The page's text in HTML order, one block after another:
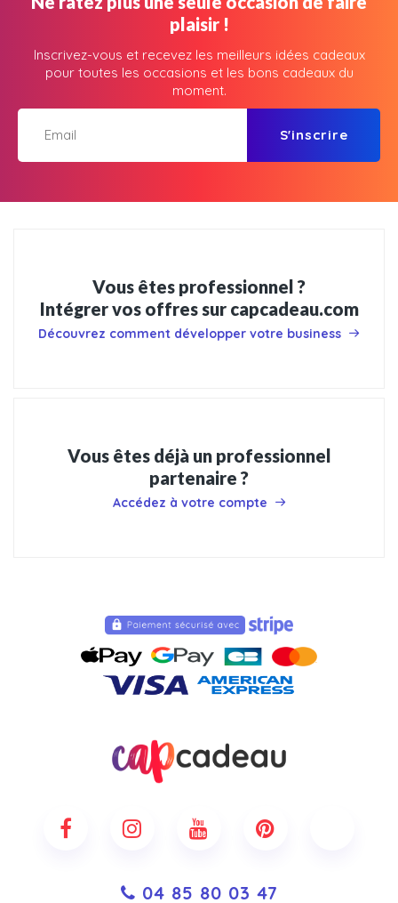
plaisir !
Inscrivez-vous et recevez les meilleurs idées cadeaux
pour toutes les occasions et les bons cadeaux du
moment.
S'inscrire
Vous êtes professionnel ?
Intégrer vos offres sur capcadeau.com
Découvrez comment développer votre business
Vous êtes déjà un professionnel
partenaire ?
Accédez à votre compte
04 85 80 03 47